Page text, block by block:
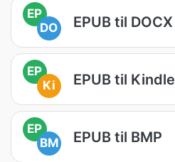
EP
DO
EPUB til DOCX
EP
Ki
EPUB til Kindle
EP
BM
EPUB til BMP